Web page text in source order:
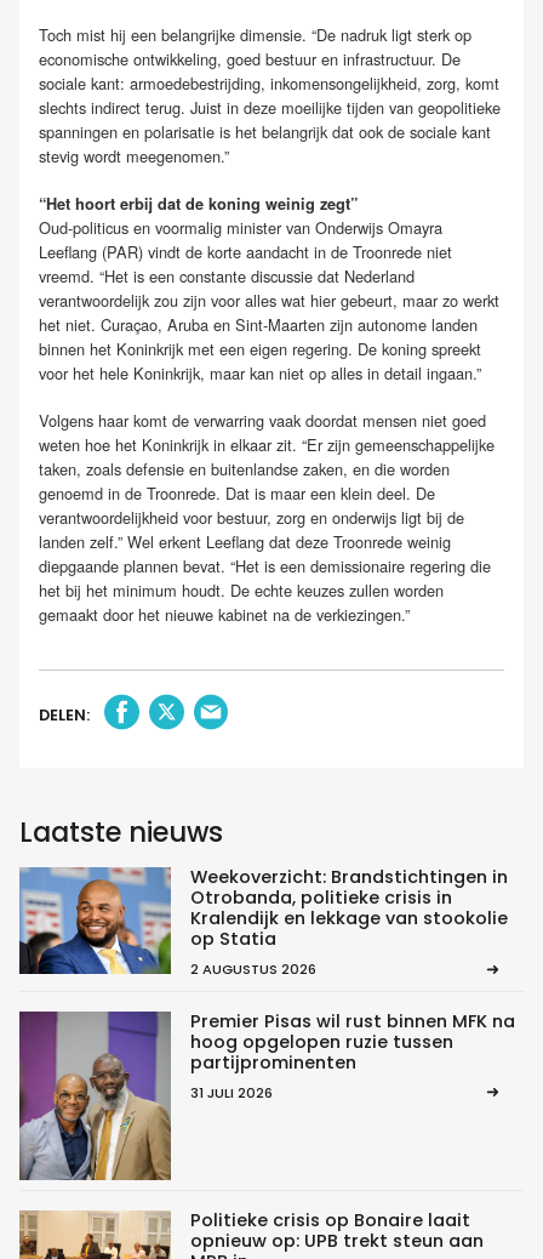
Toch mist hij een belangrijke dimensie. “De nadruk ligt sterk op
economische ontwikkeling, goed bestuur en infrastructuur. De
sociale kant: armoedebestrijding, inkomensongelijkheid, zorg, komt
slechts indirect terug. Juist in deze moeilijke tijden van geopolitieke
spanningen en polarisatie is het belangrijk dat ook de sociale kant
stevig wordt meegenomen.”
“Het hoort erbij dat de koning weinig zegt”
Oud-politicus en voormalig minister van Onderwijs Omayra
Leeflang (PAR) vindt de korte aandacht in de Troonrede niet
vreemd. “Het is een constante discussie dat Nederland
verantwoordelijk zou zijn voor alles wat hier gebeurt, maar zo werkt
het niet. Curaçao, Aruba en Sint-Maarten zijn autonome landen
binnen het Koninkrijk met een eigen regering. De koning spreekt
voor het hele Koninkrijk, maar kan niet op alles in detail ingaan.”
Volgens haar komt de verwarring vaak doordat mensen niet goed
weten hoe het Koninkrijk in elkaar zit. “Er zijn gemeenschappelijke
taken, zoals defensie en buitenlandse zaken, en die worden
genoemd in de Troonrede. Dat is maar een klein deel. De
verantwoordelijkheid voor bestuur, zorg en onderwijs ligt bij de
landen zelf.” Wel erkent Leeflang dat deze Troonrede weinig
diepgaande plannen bevat. “Het is een demissionaire regering die
het bij het minimum houdt. De echte keuzes zullen worden
gemaakt door het nieuwe kabinet na de verkiezingen.”
DELEN:
Laatste nieuws
Weekoverzicht: Brandstichtingen in
Otrobanda, politieke crisis in
Kralendijk en lekkage van stookolie
op Statia
2 AUGUSTUS 2026
Premier Pisas wil rust binnen MFK na
hoog opgelopen ruzie tussen
partijprominenten
31 JULI 2026
Politieke crisis op Bonaire laait
opnieuw op: UPB trekt steun aan